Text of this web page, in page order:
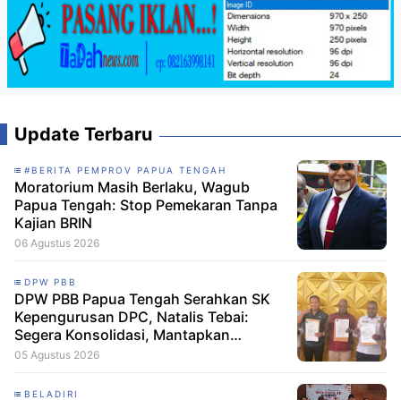
Update Terbaru
#BERITA PEMPROV PAPUA TENGAH
Moratorium Masih Berlaku, Wagub
Papua Tengah: Stop Pemekaran Tanpa
Kajian BRIN
06 Agustus 2026
DPW PBB
DPW PBB Papua Tengah Serahkan SK
Kepengurusan DPC, Natalis Tebai:
Segera Konsolidasi, Mantapkan
Langkah Verifikasi, untuk 'Maju' 2029
05 Agustus 2026
BELADIRI